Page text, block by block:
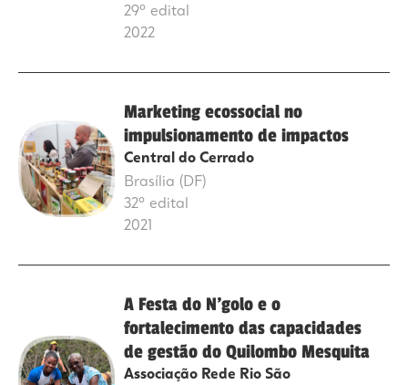
29º edital
2022
Marketing ecossocial no
impulsionamento de impactos
Central do Cerrado
Brasília (DF)
32º edital
2021
A Festa do N’golo e o
fortalecimento das capacidades
de gestão do Quilombo Mesquita
Associação Rede Rio São